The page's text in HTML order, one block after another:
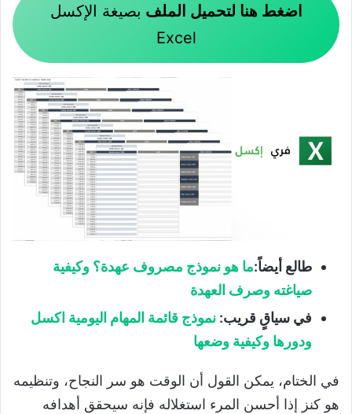
اضغط هنا لتحميل الملف بصيغة الإكسل
Excel
طالع أيضاً:ما هو نموذج مصروف عهدة؟ وكيفية
صياغته وصرف العهدة
في سياقٍ قريب: نموذج قائمة المهام اليومية اكسل
ودورها وكيفية وضعها
في الختام، يمكن القول أن الوقت هو سر النجاح، وتنظيمه
هو كنز إذا أحسن المرء استغلاله فإنه سيحقق أهدافه